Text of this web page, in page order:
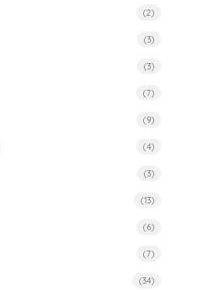
(2)
(3)
(3)
(7)
(9)
(4)
(3)
(13)
(6)
(7)
(34)